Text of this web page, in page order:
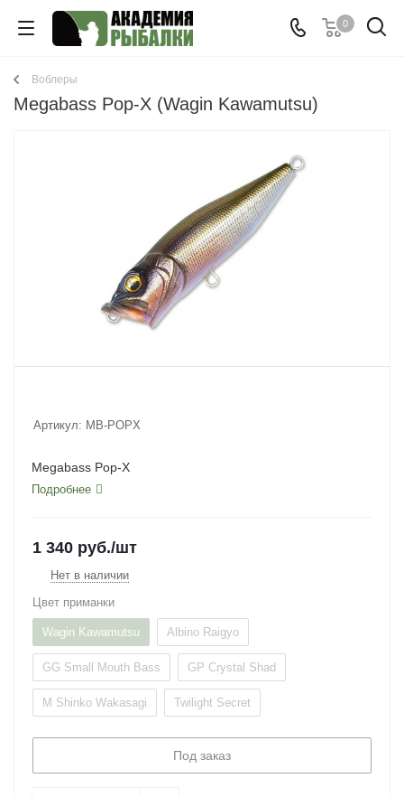
0
Воблеры
Megabass Pop-X (Wagin Kawamutsu)
Артикул: MB-POPX
Megabass Pop-X
Подробнее
1 340 руб./шт
Нет в наличии
Цвет приманки
Wagin Kawamutsu Albino Raigyo
GG Small Mouth Bass GP Crystal Shad
M Shinko Wakasagi Twilight Secret
Под заказ